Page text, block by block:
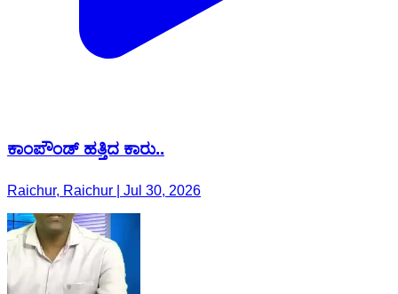
ಕಾಂಪೌಂಡ್ ಹತ್ತಿದ ಕಾರು..
Raichur, Raichur | Jul 30, 2026